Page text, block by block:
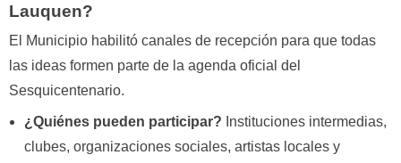
Lauquen?
El Municipio habilitó canales de recepción para que todas
las ideas formen parte de la agenda oficial del
Sesquicentenario.
¿Quiénes pueden participar? Instituciones intermedias,
clubes, organizaciones sociales, artistas locales y